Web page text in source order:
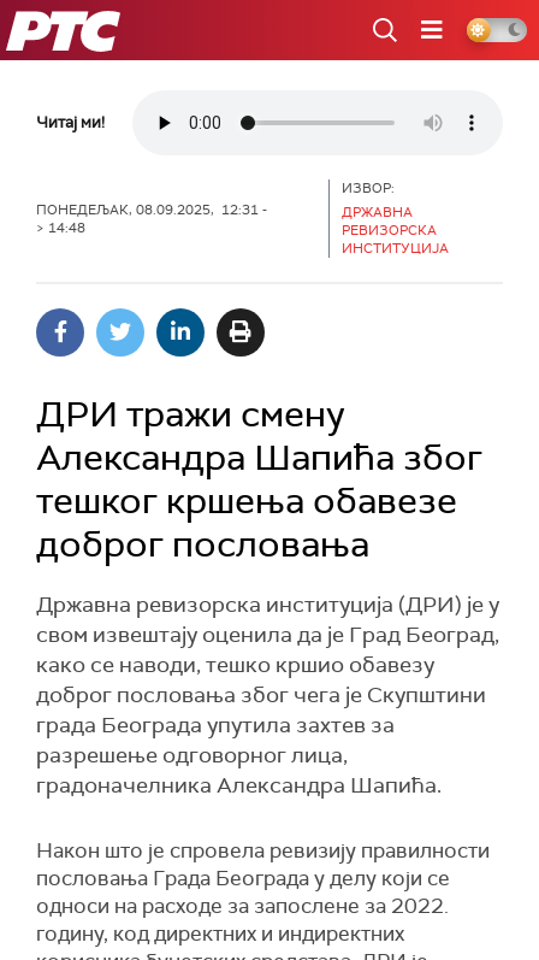
РТС
Читај ми!
ПОНЕДЕЉАК, 08.09.2025, 12:31 -
> 14:48
ИЗВОР:
ДРЖАВНА
РЕВИЗОРСКА
ИНСТИТУЦИЈА
ДРИ тражи смену
Александра Шапића збoг
тешког кршења обавезе
доброг пословања
Државна ревизорска институција (ДРИ) је у
свом извештају оценила да је Град Београд,
како се наводи, тешко кршио обавезу
доброг пословања због чега је Скупштини
града Београда упутила захтев за
разрешење одговорног лица,
градоначелника Александра Шапића.
Након што је спровела ревизију правилности
пословања Града Београда у делу који се
односи на расходе за запослене за 2022.
годину, код директних и индиректних